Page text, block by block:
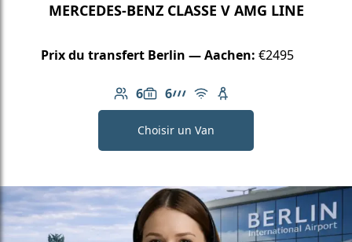
MERCEDES-BENZ CLASSE V AMG LINE
Prix du transfert Berlin — Aachen: €2495
6
Nombre de passagers: 6
6
Capacité des bagages: 6
Ligne AMG
Wi-Fi gratuit
Siège enfant
Choisir un Van